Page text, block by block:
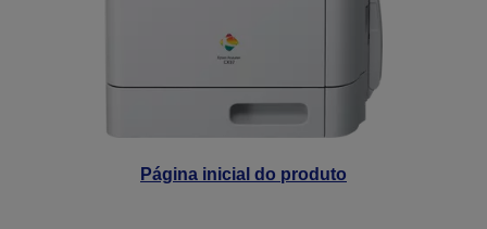
Página inicial do produto